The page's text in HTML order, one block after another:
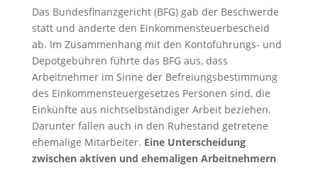
Das Bundesfinanzgericht (BFG) gab der Beschwerde
statt und änderte den Einkommensteuerbescheid
ab. Im Zusammenhang mit den Kontoführungs- und
Depotgebühren führte das BFG aus, dass
Arbeitnehmer im Sinne der Befreiungsbestimmung
des Einkommensteuergesetzes Personen sind, die
Einkünfte aus nichtselbständiger Arbeit beziehen.
Darunter fallen auch in den Ruhestand getretene
ehemalige Mitarbeiter. Eine Unterscheidung
zwischen aktiven und ehemaligen Arbeitnehmern